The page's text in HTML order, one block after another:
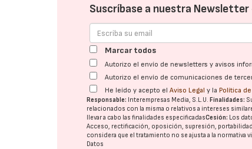
Suscríbase a nuestra Newsletter
Marcar todos
Autorizo el envío de newsletters y avisos
Autorizo el envío de comunicaciones de
He leído y acepto elAviso Legal y la Política
Responsable: Interempresas Media, S.L.U. Finalidades:
relacionados con la misma o relativos a intereses
llevar a cabo las finalidades especificadasCesión: Los
Acceso, rectificación, oposición, supresión,
considera que el tratamiento no se ajusta a la normativa
Datos